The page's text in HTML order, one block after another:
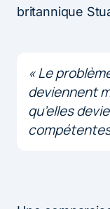
britannique
« Le
deviennent
qu’elles